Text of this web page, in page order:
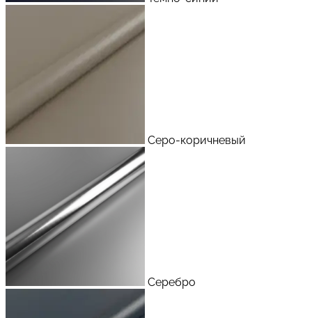
Серо-коричневый
Серебро